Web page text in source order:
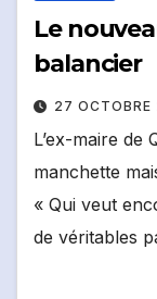
Le
balancier
27 OCTOBRE
L’ex-maire de
manchette
« Qui veut
de véritables